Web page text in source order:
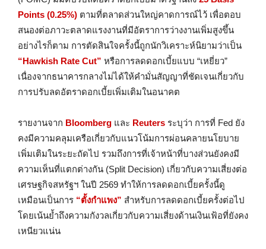
Points (0.25%) ตามที่ตลาดส่วนใหญ่คาดการณ์ไว้ เพื่อตอบ
สนองต่อภาวะตลาดแรงงานที่มีอัตราการว่างงานเพิ่มสูงขึ้น
อย่างไรก็ตาม การตัดสินใจครั้งนี้ถูกนักวิเคราะห์นิยามว่าเป็น
“Hawkish Rate Cut” หรือการลดดอกเบี้ยแบบ “เหยี่ยว”
เนื่องจากธนาคารกลางไม่ได้ให้คำมั่นสัญญาที่ชัดเจนเกี่ยวกับ
การปรับลดอัตราดอกเบี้ยเพิ่มเติมในอนาคต
รายงานจาก Bloomberg และ Reuters ระบุว่า การที่ Fed ยัง
คงมีความคลุมเครือเกี่ยวกับแนวโน้มการผ่อนคลายนโยบาย
เพิ่มเติมในระยะถัดไป รวมถึงการที่เจ้าหน้าที่บางส่วนยังคงมี
ความเห็นที่แตกต่างกัน (Split Decision) เกี่ยวกับความเสี่ยงต่อ
เศรษฐกิจสหรัฐฯ ในปี 2569 ทำให้การลดดอกเบี้ยครั้งนี้ดู
เหมือนเป็นการ “ตั้งกำแพง” สำหรับการลดดอกเบี้ยครั้งต่อไป
โดยเน้นย้ำถึงความกังวลเกี่ยวกับความเสี่ยงด้านเงินเฟ้อที่ยังคง
เหนียวแน่น